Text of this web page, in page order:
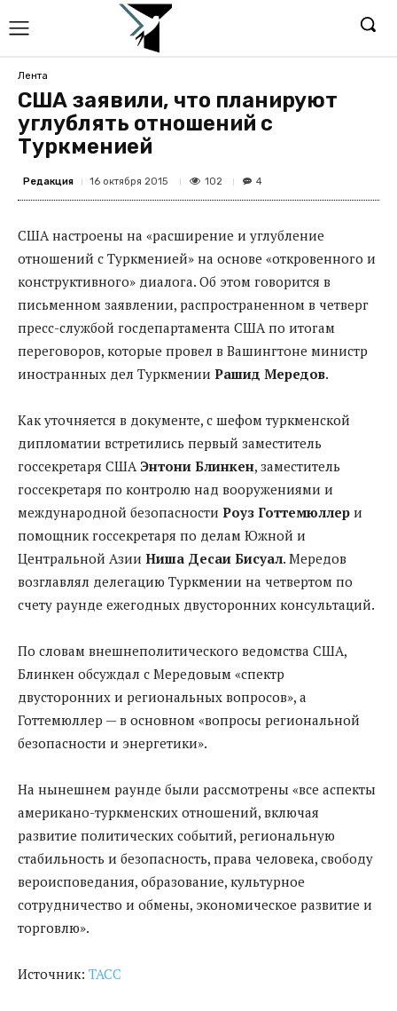
Лента
США заявили, что планируют
углублять отношений с
Туркменией
Редакция 16 октября 2015 102 4
США настроены на «расширение и углубление
отношений с Туркменией» на основе «откровенного и
конструктивного» диалога. Об этом говорится в
письменном заявлении, распространенном в четверг
пресс-службой госдепартамента США по итогам
переговоров, которые провел в Вашингтоне министр
иностранных дел Туркмении Рашид Мередов.
Как уточняется в документе, с шефом туркменской
дипломатии встретились первый заместитель
госсекретаря США Энтони Блинкен, заместитель
госсекретаря по контролю над вооружениями и
международной безопасности Роуз Готтемюллер и
помощник госсекретаря по делам Южной и
Центральной Азии Ниша Десаи Бисуал. Мередов
возглавлял делегацию Туркмении на четвертом по
счету раунде ежегодных двусторонних консультаций.
По словам внешнеполитического ведомства США,
Блинкен обсуждал с Мередовым «спектр
двусторонних и региональных вопросов», а
Готтемюллер — в основном «вопросы региональной
безопасности и энергетики».
На нынешнем раунде были рассмотрены «все аспекты
американо-туркменских отношений, включая
развитие политических событий, региональную
стабильность и безопасность, права человека, свободу
вероисповедания, образование, культурное
сотрудничество и обмены, экономическое развитие и
торговлю».
Источник: ТАСС